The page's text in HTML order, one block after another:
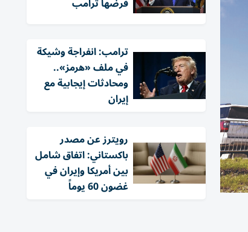
ترامب: انفراجة وشيكة
في ملف «هرمز»..
ومحادثات إيجابية مع
إيران
‏رويترز عن مصدر
باكستاني: اتفاق شامل
بين أمريكا وإيران في
غضون 60 يوماً